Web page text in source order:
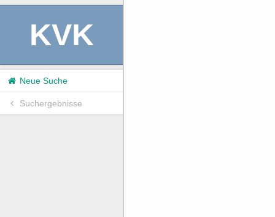
KVK
Neue Suche
Suchergebnisse